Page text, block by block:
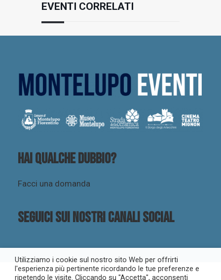
EVENTI CORRELATI
Hai qualche dubbio?
Facci una domanda
Seguici sui nostri canali social
Utilizziamo i cookie sul nostro sito Web per offrirti
l'esperienza più pertinente ricordando le tue preferenze e
ripetendo le visite. Cliccando su "Accetta", acconsenti